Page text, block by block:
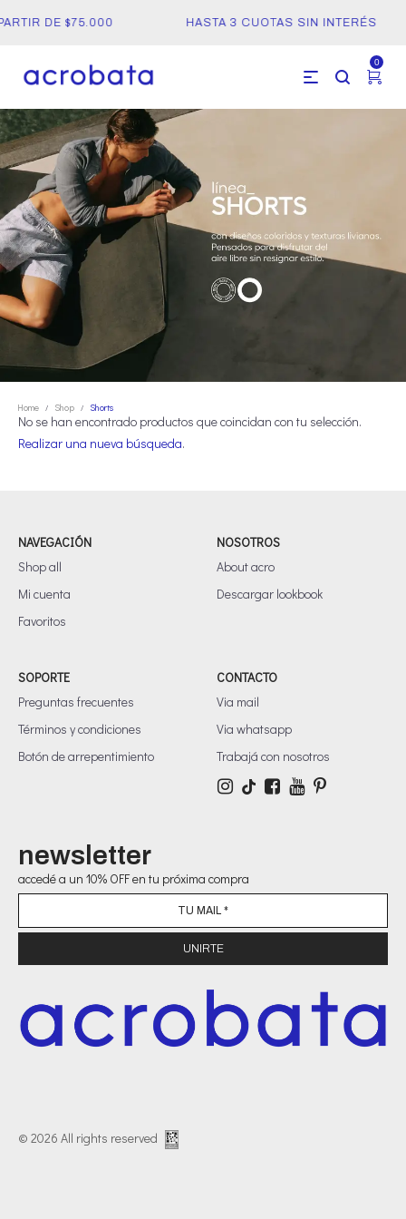
DE $75.000 HASTA 3 CUOTAS SIN INTERÉS
0
Home / Shop / Shorts
No se han encontrado productos que coincidan con tu selección.
Realizar una nueva búsqueda.
NAVEGACIÓN
Shop all
Mi cuenta
Favoritos
NOSOTROS
About acro
Descargar lookbook
SOPORTE
Preguntas frecuentes
Términos y condiciones
Botón de arrepentimiento
CONTACTO
Via mail
Via whatsapp
Trabajá con nosotros
newsletter
accedé a un 10% OFF en tu próxima compra
© 2026 All rights reserved